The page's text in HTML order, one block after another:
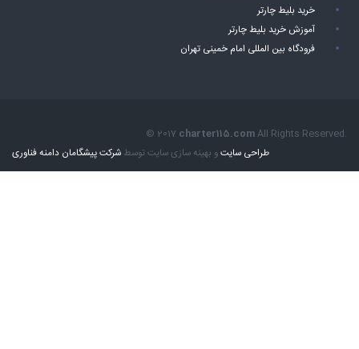
خرید بلیط چارتر
آموزش خرید بلیط چارتر
فرودگاه بین المللی امام خمینی تهران
© 2017 charter115.comAll Rights Reserved.
طراحی سایتو بهینه سازی سایت توسط شرکت پیشگامان دامنه فناوری